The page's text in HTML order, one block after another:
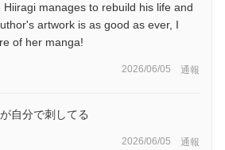
manages to rebuild his life and
artwork is as good as ever, I
of her manga!
2026/06/05 通報
自分で刺してる
2026/06/05 通報